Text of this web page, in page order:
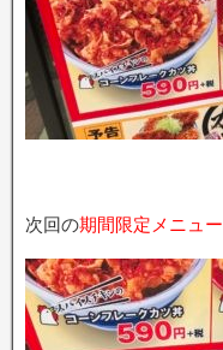
次回の期間限定メニュー